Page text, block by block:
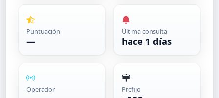
Puntuación
—
Última consulta
hace 1 días
Operador Prefijo